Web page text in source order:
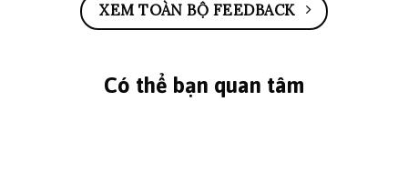
XEM TOÀN BỘ FEEDBACK
Có thể bạn quan tâm